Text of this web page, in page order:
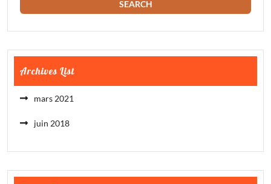
Archives List
mars 2021
juin 2018